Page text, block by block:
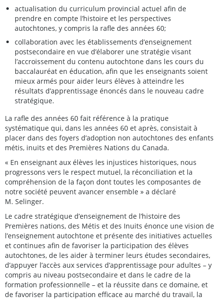
actualisation du curriculum provincial actuel afin de
prendre en compte l’histoire et les perspectives
autochtones, y compris la rafle des années 60;
collaboration avec les établissements d’enseignement
postsecondaire en vue d’élaborer une stratégie visant
l’accroissement du contenu autochtone dans les cours du
baccalauréat en éducation, afin que les enseignants soient
mieux armés pour aider leurs élèves à atteindre les
résultats d’apprentissage énoncés dans le nouveau cadre
stratégique.
La rafle des années 60 fait référence à la pratique
systématique qui, dans les années 60 et après, consistait à
placer dans des foyers d’adoption non autochtones des enfants
métis, inuits et des Premières Nations du Canada.
« En enseignant aux élèves les injustices historiques, nous
progressons vers le respect mutuel, la réconciliation et la
compréhension de la façon dont toutes les composantes de
notre société peuvent avancer ensemble » a déclaré
M. Selinger.
Le cadre stratégique d’enseignement de l’histoire des
Premières nations, des Métis et des Inuits énonce une vision de
l’enseignement autochtone et présente des initiatives actuelles
et continues afin de favoriser la participation des élèves
autochtones, de les aider à terminer leurs études secondaires,
d’appuyer l’accès aux services d’apprentissage pour adultes – y
compris au niveau postsecondaire et dans le cadre de la
formation professionnelle – et la réussite dans ce domaine, et
de favoriser la participation efficace au marché du travail, la